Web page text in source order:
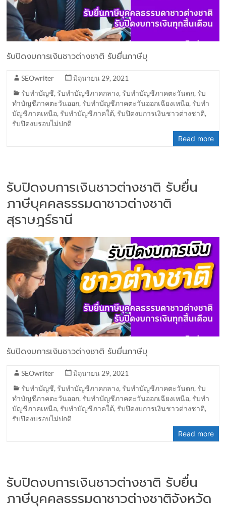
รับปิดงบการเงินชาวต่างชาติ รับยื่นภาษีบุ
SEOwriter
มิถุนายน 29, 2021
รับทำบัญชี, รับทำบัญชีภาคกลาง, รับทำบัญชีภาคตะวันตก, รับ
ทำบัญชีภาคตะวันออก, รับทำบัญชีภาคตะวันออกเฉียงเหนือ, รับทำ
บัญชีภาคเหนือ, รับทำบัญชีภาคใต้, รับปิดงบการเงินชาวต่างชาติ,
รับปิดงบรอบไม่ปกติ
Read more
รับปิดงบการเงินชาวต่างชาติ รับยื่น
ภาษีบุคคลธรรมดาชาวต่างชาติ
สุราษฎร์ธานี
รับปิดงบการเงินชาวต่างชาติ รับยื่นภาษีบุ
SEOwriter
มิถุนายน 29, 2021
รับทำบัญชี, รับทำบัญชีภาคกลาง, รับทำบัญชีภาคตะวันตก, รับ
ทำบัญชีภาคตะวันออก, รับทำบัญชีภาคตะวันออกเฉียงเหนือ, รับทำ
บัญชีภาคเหนือ, รับทำบัญชีภาคใต้, รับปิดงบการเงินชาวต่างชาติ,
รับปิดงบรอบไม่ปกติ
Read more
รับปิดงบการเงินชาวต่างชาติ รับยื่น
ภาษีบุคคลธรรมดาชาวต่างชาติจังหวัด